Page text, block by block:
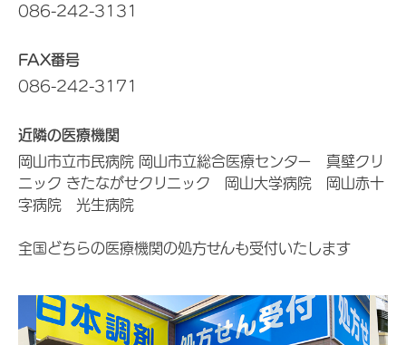
086-242-3131
FAX番号
086-242-3171
近隣の医療機関
岡山市立市民病院 岡山市立総合医療センター 真壁クリ
ニック きたながせクリニック 岡山大学病院 岡山赤十
字病院 光生病院
全国どちらの医療機関の処方せんも受付いたします